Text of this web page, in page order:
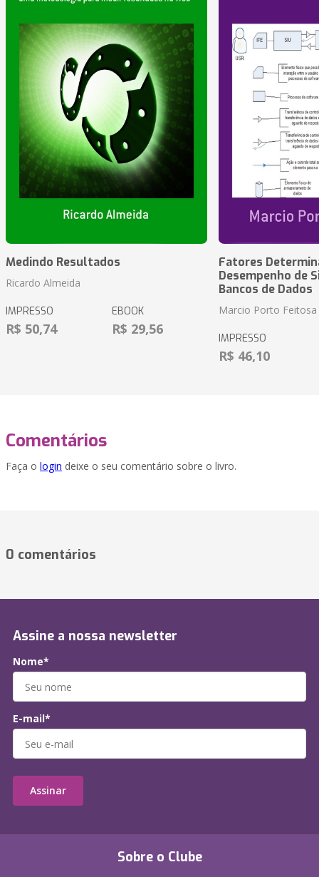
Medindo Resultados
Ricardo Almeida
IMPRESSO
R$ 50,74
EBOOK
R$ 29,56
Fatores
Desempenho de
Bancos de Dados
Marcio Porto Feitosa
IMPRESSO
R$ 46,10
Comentários
Faça o login deixe o seu comentário sobre o livro.
0 comentários
Sobre o Clube
Assine a nossa newsletter
Nome*
E-mail*
Assinar